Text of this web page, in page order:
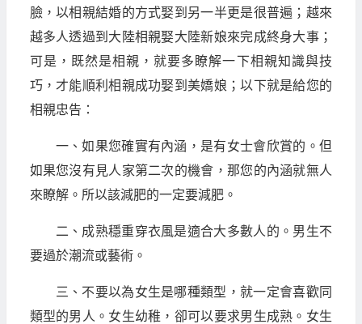
臉，以相親結婚的方式娶到另一半更是很普遍；越來
越多人透過到大陸相親娶大陸新娘來完成終身大事；
可是，既然是相親，就要多瞭解一下相親知識與技
巧，才能順利相親成功娶到美嬌娘；以下就是給您的
相親忠告：
一、如果您確實有內涵，是有女士會欣賞的。但
如果您沒有見人家第二次的機會，那您的內涵就無人
來瞭解。所以該減肥的一定要減肥。
二、成熟穩重穿衣風是適合大多數人的。男生不
要過於潮流或藝術。
三、不要以為女生是哪種類型，就一定會喜歡同
類型的男人。女生幼稚，卻可以要求男生成熟。女生